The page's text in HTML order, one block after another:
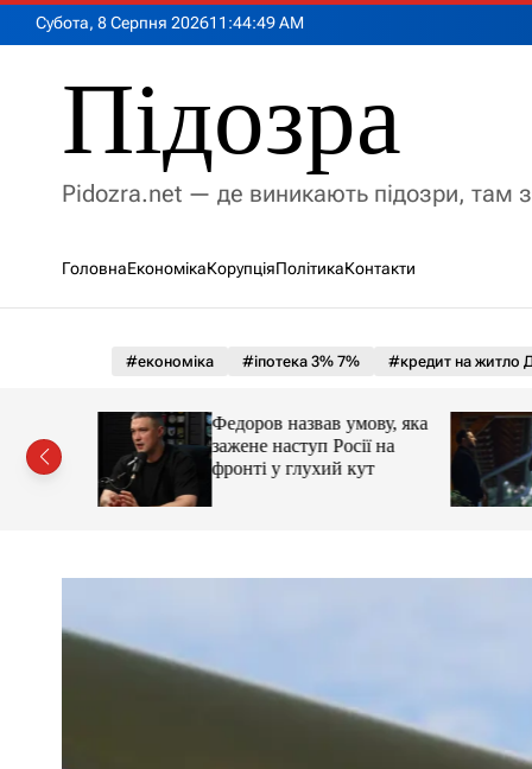
Субота, 8 Серпня 202611 :44:51AM
Підозра
Pidozra.net — де виникають підозри, там
ГоловнаЕкономікаКорупціяПолітикаКонтакти
#економіка #іпотека 3% 7% #кредит на житло
Федоров назвав умову, яка
зажене наступ Росії на
фронті у глухий кут